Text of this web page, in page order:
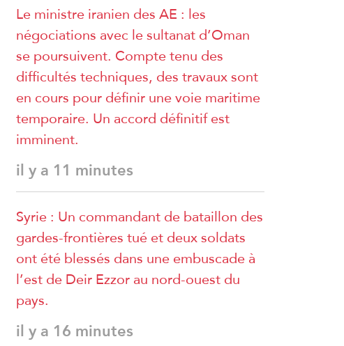
Le ministre iranien des AE : les
négociations avec le sultanat d’Oman
se poursuivent. Compte tenu des
difficultés techniques, des travaux sont
en cours pour définir une voie maritime
temporaire. Un accord définitif est
imminent.
il y a 11 minutes
Syrie : Un commandant de bataillon des
gardes-frontières tué et deux soldats
ont été blessés dans une embuscade à
l’est de Deir Ezzor au nord-ouest du
pays.
il y a 16 minutes